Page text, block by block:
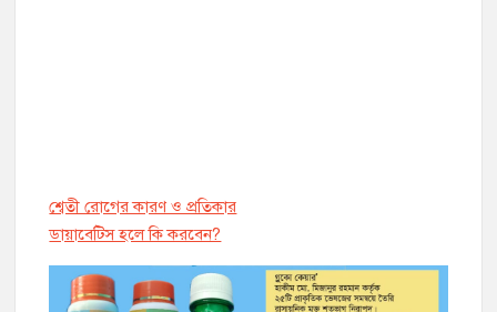
শ্বেতী রোগের কারণ ও প্রতিকার
ডায়াবেট্সি হলে কি করবেন?